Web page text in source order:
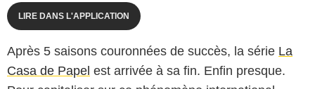
LIRE DANS L'APPLICATION
Après 5 saisons couronnées de succès, la série La
Casa de Papel est arrivée à sa fin. Enfin presque.